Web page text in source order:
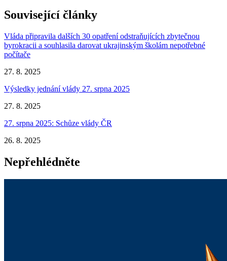
Související články
Vláda připravila dalších 30 opatření odstraňujících zbytečnou
byrokracii a souhlasila darovat ukrajinským školám nepotřebné
počítače
27. 8. 2025
Výsledky jednání vlády 27. srpna 2025
27. 8. 2025
27. srpna 2025: Schůze vlády ČR
26. 8. 2025
Nepřehlédněte